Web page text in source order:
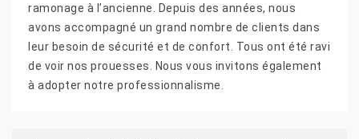
ramonage à l’ancienne. Depuis des années, nous
avons accompagné un grand nombre de clients dans
leur besoin de sécurité et de confort. Tous ont été ravi
de voir nos prouesses. Nous vous invitons également
à adopter notre professionnalisme.